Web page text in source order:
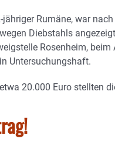
Rumäne, war
Diebstahls
Rosenheim,
Untersuchungshaft.
20.000 Euro stellten